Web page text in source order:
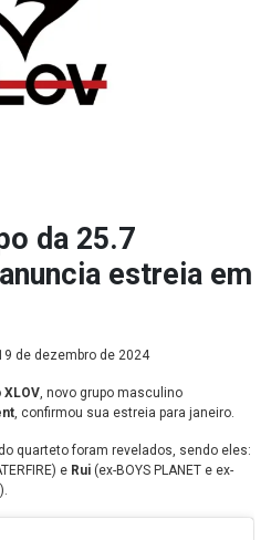
da 25.7
estreia em
de dezembro de 2024
XLOV, novo grupo masculino
, confirmou sua estreia para janeiro.
quarteto foram revelados, sendo eles:
e Rui (ex-BOYS PLANET e ex-
).